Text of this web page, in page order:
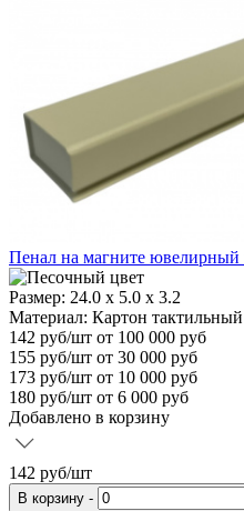
Пенал на магните ювелирный
Размер: 24.0 х 5.0 х 3.2
Материал: Картон тактильный
142 руб/шт от 100 000 руб
155 руб/шт от 30 000 руб
173 руб/шт от 10 000 руб
180 руб/шт от 6 000 руб
Добавлено в корзину
142 руб/шт
В корзину -